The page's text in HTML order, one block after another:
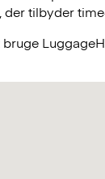
tilbyder